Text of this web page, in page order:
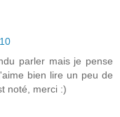
parler mais je pense
bien lire un peu de
noté, merci :)